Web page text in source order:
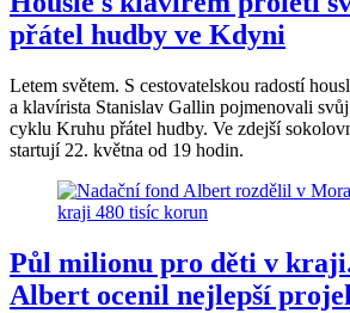
přátel hudby ve Kdyni
Letem světem. S cestovatelskou radostí
a klavírista Stanislav Gallin pojmenovali
cyklu Kruhu přátel hudby. Ve zdejší
startují 22. května od 19 hodin.
Půl milionu pro děti v
Albert ocenil nejlepší